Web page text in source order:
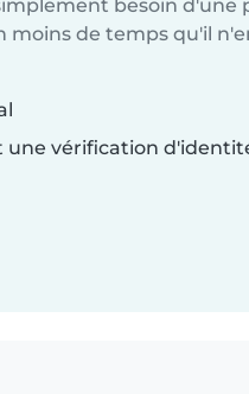
besoin d'une
moins de temps qu'il
une vérification